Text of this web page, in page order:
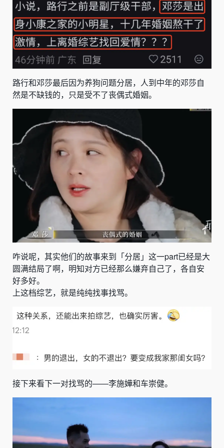
路行和邓莎最后因为养狗问题分居，人到中年的邓莎自
然是不缺钱的，只是受不了丧偶式婚姻。
咋说呢，其实他们的故事来到「分居」这一part已经是大
圆满结局了啊，明知对方已经那么嫌弃自己了，各自安
好多好。
上这档综艺，就是纯纯找事找骂。
接下来看下一对找骂的——李施嬅和车崇健。